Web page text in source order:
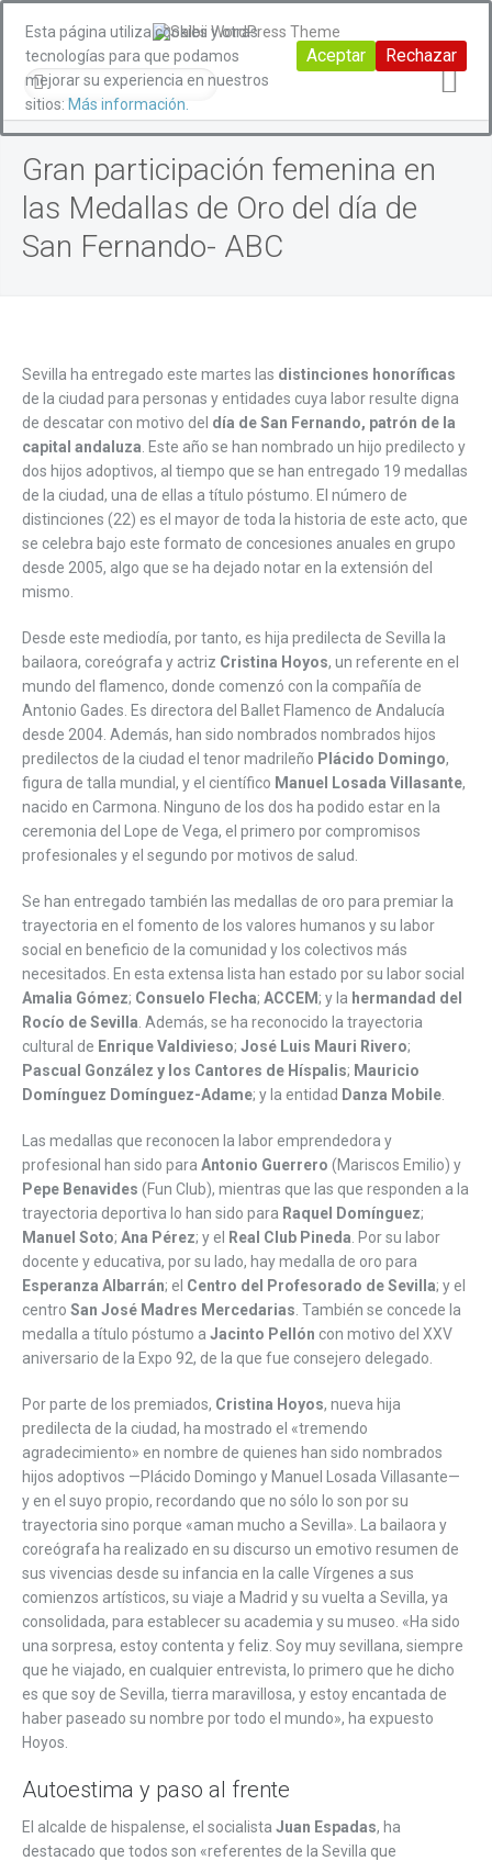
Gran participación femenina en
las Medallas de Oro del día de
San Fernando- ABC
Sevilla ha entregado este martes las distinciones honoríficas
de la ciudad para personas y entidades cuya labor resulte digna
de descatar con motivo del día de San Fernando, patrón de la
capital andaluza . Este año se han nombrado un hijo predilecto y
dos hijos adoptivos, al tiempo que se han entregado 19 medallas
de la ciudad, una de ellas a título póstumo. El número de
distinciones (22) es el mayor de toda la historia de este acto, que
se celebra bajo este formato de concesiones anuales en grupo
desde 2005, algo que se ha dejado notar en la extensión del
mismo.
Desde este mediodía, por tanto, es hija predilecta de Sevilla la
bailaora, coreógrafa y actriz Cristina Hoyos, un referente en el
mundo del flamenco, donde comenzó con la compañía de
Antonio Gades. Es directora del Ballet Flamenco de Andalucía
desde 2004. Además, han sido nombrados nombrados hijos
predilectos de la ciudad el tenor madrileño Plácido Domingo,
figura de talla mundial, y el científico Manuel Losada Villasante,
nacido en Carmona. Ninguno de los dos ha podido estar en la
ceremonia del Lope de Vega, el primero por compromisos
profesionales y el segundo por motivos de salud.
Se han entregado también las medallas de oro para premiar la
trayectoria en el fomento de los valores humanos y su labor
social en beneficio de la comunidad y los colectivos más
necesitados. En esta extensa lista han estado por su labor social
Amalia Gómez; Consuelo Flecha; ACCEM; y la hermandad del
Rocío de Sevilla . Además, se ha reconocido la trayectoria
cultural de Enrique Valdivieso; José Luis Mauri Rivero;
Pascual González y los Cantores de Híspalis; Mauricio
Domínguez Domínguez-Adame; y la entidad Danza Mobile.
Las medallas que reconocen la labor emprendedora y
profesional han sido para Antonio Guerrero (Mariscos Emilio) y
Pepe Benavides (Fun Club), mientras que las que responden a la
trayectoria deportiva lo han sido para Raquel Domínguez;
Manuel Soto; Ana Pérez; y el Real Club Pineda . Por su labor
docente y educativa, por su lado, hay medalla de oro para
Esperanza Albarrán; el Centro del Profesorado de Sevilla; y el
centro San José Madres Mercedarias . También se concede la
medalla a título póstumo a Jacinto Pellón con motivo del XXV
aniversario de la Expo 92, de la que fue consejero delegado.
Por parte de los premiados, Cristina Hoyos, nueva hija
predilecta de la ciudad, ha mostrado el «tremendo
agradecimiento» en nombre de quienes han sido nombrados
hijos adoptivos —Plácido Domingo y Manuel Losada Villasante—
y en el suyo propio, recordando que no sólo lo son por su
trayectoria sino porque «aman mucho a Sevilla». La bailaora y
coreógrafa ha realizado en su discurso un emotivo resumen de
sus vivencias desde su infancia en la calle Vírgenes a sus
comienzos artísticos, su viaje a Madrid y su vuelta a Sevilla, ya
consolidada, para establecer su academia y su museo. «Ha sido
una sorpresa, estoy contenta y feliz. Soy muy sevillana, siempre
que he viajado, en cualquier entrevista, lo primero que he dicho
es que soy de Sevilla, tierra maravillosa, y estoy encantada de
haber paseado su nombre por todo el mundo», ha expuesto
Hoyos.
Autoestima y paso al frente
El alcalde de hispalense, el socialista Juan Espadas, ha
destacado que todos son «referentes de la Sevilla que
Esta página utiliza cookies y otras
tecnologías para que podamos
mejorar su experiencia en nuestros
sitios: Más información.
Aceptar Rechazar